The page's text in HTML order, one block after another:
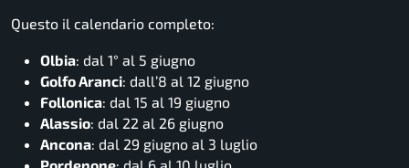
Questo il calendario completo:
Olbia: dal 1° al 5 giugno
Golfo Aranci: dall’8 al 12 giugno
Follonica: dal 15 al 19 giugno
Alassio: dal 22 al 26 giugno
Ancona: dal 29 giugno al 3 luglio